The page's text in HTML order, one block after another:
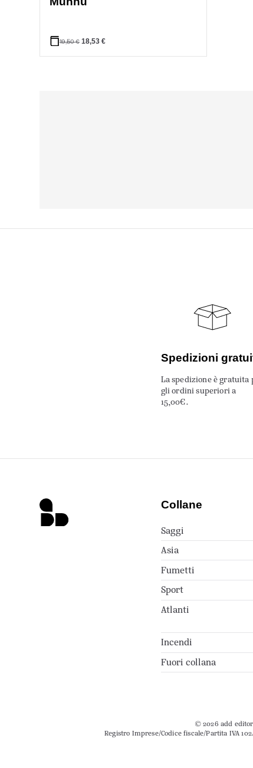
19,50€ 18,53 €
Spedizioni
La spedizione è gratuita
gli ordini superiori a
15,00€.
Collane
Saggi
Asia
Fumetti
Sport
Atlanti
Incendi
Fuori collana
© 2026 add
Registro Imprese/Codice fiscale/Partita IVA